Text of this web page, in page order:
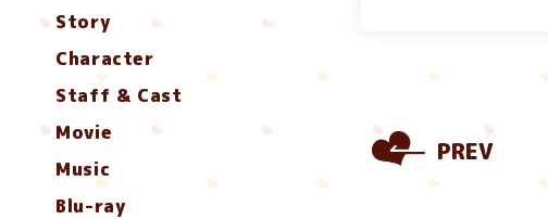
Story
Character
Staff & Cast
Movie
Music
Blu-ray
PREV